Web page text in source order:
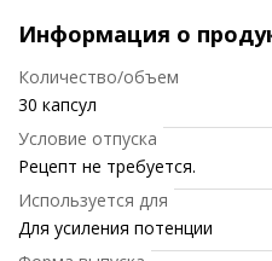
Информация о
Количество/объем
30 капсул
Условие отпуска
Рецепт не требуется.
Используется для
Для усиления потенции